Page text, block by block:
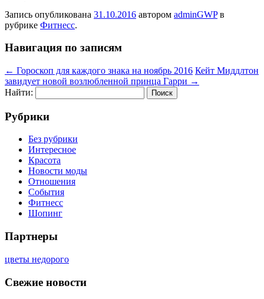
Запись опубликована 31.10.2016 автором adminGWPв
рубрике Фитнесс.
Навигация по записям
← Гороскоп для каждого знака на ноябрь 2016 Кейт Миддлтон
завидует новой возлюбленной принца Гарри →
Найти:
Рубрики
Без рубрики
Интересное
Красота
Новости моды
Отношения
События
Фитнесс
Шопинг
Партнеры
цветы недорого
Свежие новости